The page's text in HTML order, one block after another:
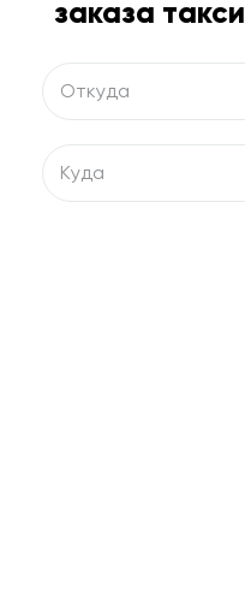
заказа такси
Откуда
Куда